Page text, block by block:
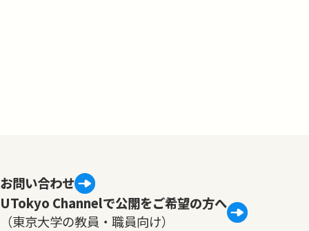
お問い合わせ
UTokyo Channelで公開をご希望の方へ
（東京大学の教員・職員向け）